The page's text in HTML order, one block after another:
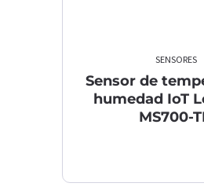
SENSORES
Sensor de
humedad IoT
MS700-